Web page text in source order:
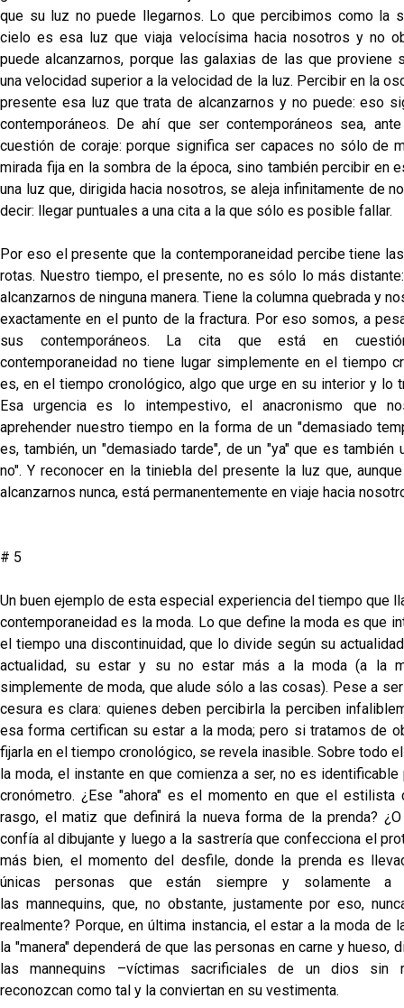
que su luz no puede llegarnos. Lo que percibimos como la
cielo es esa luz que viaja velocísima hacia nosotros y no
puede alcanzarnos, porque las galaxias de las que proviene
una velocidad superior a la velocidad de la luz. Percibir en la
presente esa luz que trata de alcanzarnos y no puede: eso
contemporáneos. De ahí que ser contemporáneos sea,
cuestión de coraje: porque significa ser capaces no sólo de
mirada fija en la sombra de la época, sino también percibir en
una luz que, dirigida hacia nosotros, se aleja infinitamente de
decir: llegar puntuales a una cita a la que sólo es posible fallar.
Por eso el presente que la contemporaneidad percibe tiene
rotas. Nuestro tiempo, el presente, no es sólo lo más
alcanzarnos de ninguna manera. Tiene la columna quebrada y
exactamente en el punto de la fractura. Por eso somos, a
sus contemporáneos. La cita que está en
contemporaneidad no tiene lugar simplemente en el tiempo
es, en el tiempo cronológico, algo que urge en su interior y lo
Esa urgencia es lo intempestivo, el anacronismo que
aprehender nuestro tiempo en la forma de un "demasiado
es, también, un "demasiado tarde", de un "ya" que es también
no". Y reconocer en la tiniebla del presente la luz que,
alcanzarnos nunca, está permanentemente en viaje hacia
# 5
Un buen ejemplo de esta especial experiencia del tiempo que
contemporaneidad es la moda. Lo que define la moda es que
el tiempo una discontinuidad, que lo divide según su
actualidad, su estar y su no estar más a la moda (a la
simplemente de moda, que alude sólo a las cosas). Pese a
cesura es clara: quienes deben percibirla la perciben
esa forma certifican su estar a la moda; pero si tratamos de
fijarla en el tiempo cronológico, se revela inasible. Sobre todo el
la moda, el instante en que comienza a ser, no es identificable
cronómetro. ¿Ese "ahora" es el momento en que el estilista
rasgo, el matiz que definirá la nueva forma de la prenda?
confía al dibujante y luego a la sastrería que confecciona el
más bien, el momento del desfile, donde la prenda es
únicas personas que están siempre y solamente a
las mannequins, que, no obstante, justamente por eso,
realmente? Porque, en última instancia, el estar a la moda de
la "manera" dependerá de que las personas en carne y hueso,
las mannequins –víctimas sacrificiales de un dios sin
reconozcan como tal y la conviertan en su vestimenta.